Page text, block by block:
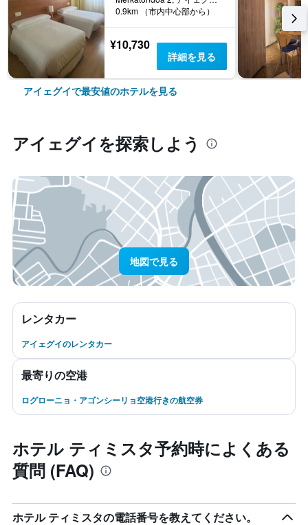
0.9km （市内中心部から）
¥10,730
詳細を見る
アイェグイで最安値のホテルを見る
アイェグイ​を探索しよう
地図で見る
レンタカー
アイェグイのレンタカー
最寄りの空港
ログローニョ・アゴンシーリョ空港行きの航空券
ホテル ティミスタ予約時によくある
質問 (FAQ)
ホテル ティミスタの電話番号を教えてください。